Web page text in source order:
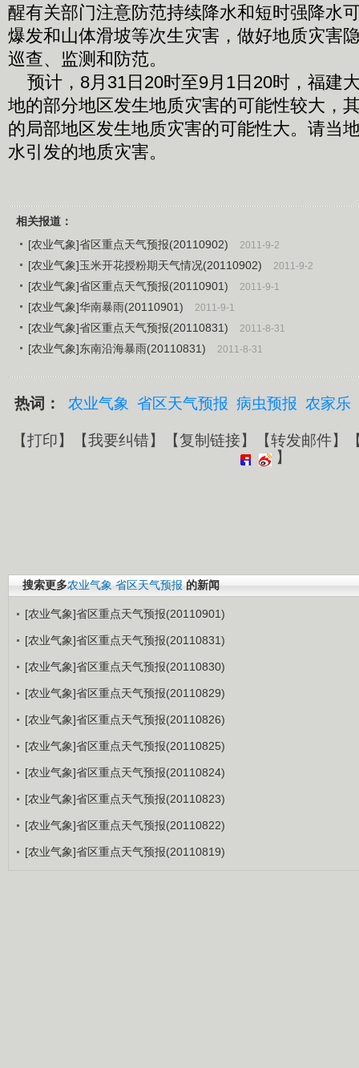
醒有关部门注意防范持续降水和短时强降水
爆发和山体滑坡等次生灾害，做好地质灾害
巡查、监测和防范。
预计，8月31日20时至9月1日20时，福建
地的部分地区发生地质灾害的可能性较大，
的局部地区发生地质灾害的可能性大。请当
水引发的地质灾害。
相关报道：
[农业气象]省区重点天气预报(20110902)
2011-9-2
[农业气象]玉米开花授粉期天气情况(20110902) 2011-9-2
[农业气象]省区重点天气预报(20110901) 2011-9-1
[农业气象]华南暴雨(20110901) 2011-9-1
[农业气象]省区重点天气预报(20110831) 2011-8-31
[农业气象]东南沿海暴雨(20110831) 2011-8-31
热词： 农业气象 省区天气预报 病虫预报 农家乐
【打印】【我要纠错】【复制链接】【转发邮件】
】
搜索更多农业气象 省区天气预报 的新闻
[农业气象]省区重点天气预报(20110901)
[农业气象]省区重点天气预报(20110831)
[农业气象]省区重点天气预报(20110830)
[农业气象]省区重点天气预报(20110829)
[农业气象]省区重点天气预报(20110826)
[农业气象]省区重点天气预报(20110825)
[农业气象]省区重点天气预报(20110824)
[农业气象]省区重点天气预报(20110823)
[农业气象]省区重点天气预报(20110822)
[农业气象]省区重点天气预报(20110819)